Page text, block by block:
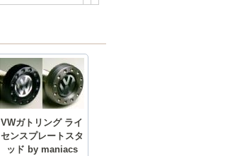
VWガトリング ライ
センスプレートスタ
ッド by maniacs